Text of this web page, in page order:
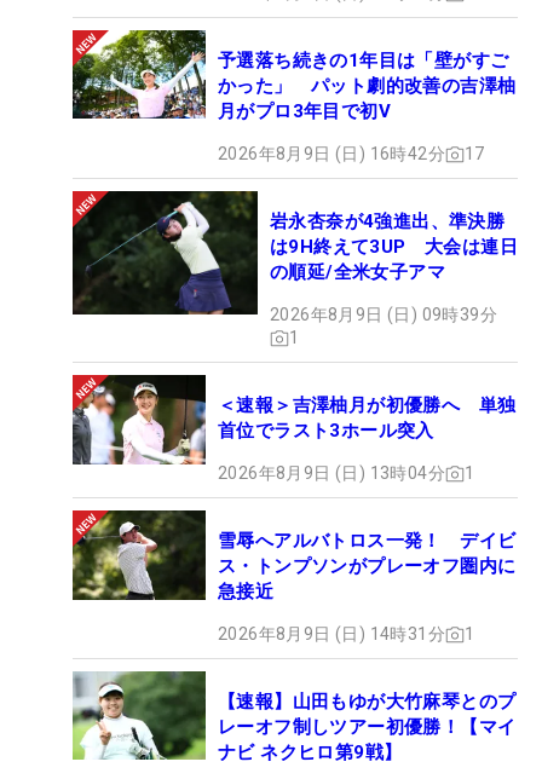
予選落ち続きの1年目は「壁がすご
かった」 パット劇的改善の吉澤柚
月がプロ3年目で初V
2026年8月9日 (日) 16時42分 17
岩永杏奈が4強進出、準決勝
は9H終えて3UP 大会は連日
の順延/全米女子アマ
2026年8月9日 (日) 09時39分
1
＜速報＞吉澤柚月が初優勝へ 単独
首位でラスト3ホール突入
2026年8月9日 (日) 13時04分 1
雪辱へアルバトロス一発！ デイビ
ス・トンプソンがプレーオフ圏内に
急接近
2026年8月9日 (日) 14時31分 1
【速報】山田もゆが大竹麻琴とのプ
レーオフ制しツアー初優勝！【マイ
ナビ ネクヒロ第9戦】